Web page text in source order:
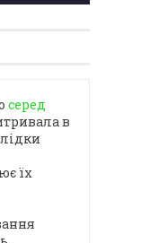
серед
в
їх